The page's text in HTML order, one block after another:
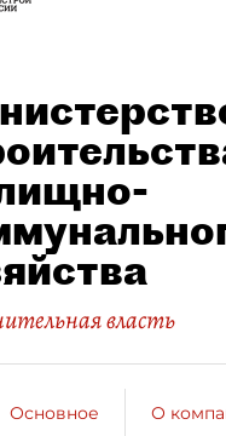
власть
Основное О